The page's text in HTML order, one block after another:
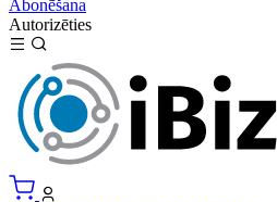
Abonēšana
Autorizēties